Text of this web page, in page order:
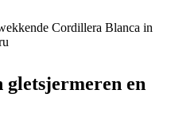
gletsjermeren en